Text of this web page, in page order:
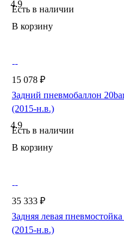
4.9
Есть в наличии
В корзину
15 078 ₽
Задний пневмобаллон
(2015-н.в.)
4.9
Есть в наличии
В корзину
35 333 ₽
Задняя левая
(2015-н.в.)